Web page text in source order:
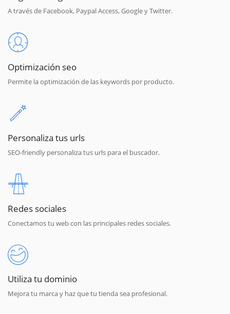
A través de Facebook, Paypal Access, Google y Twitter.
Optimización seo
Permite la optimización de las keywords por producto.
Personaliza tus urls
SEO-friendly personaliza tus urls para el buscador.
Redes sociales
Conectamos tu web con las principales redes sociales.
Utiliza tu dominio
Mejora tu marca y haz que tu tienda sea profesional.